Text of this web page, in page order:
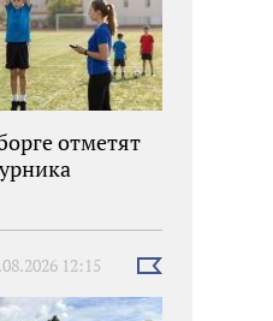
отметят
12:15
Выбрать